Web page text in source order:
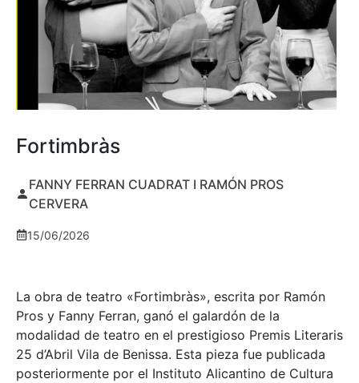
Fortimbràs
FANNY FERRAN CUADRAT I RAMÓN PROS
CERVERA
15/06/2026
La obra de teatro «Fortimbràs», escrita por Ramón
Pros y Fanny Ferran, ganó el galardón de la
modalidad de teatro en el prestigioso Premis Literaris
25 d’Abril Vila de Benissa. Esta pieza fue publicada
posteriormente por el Instituto Alicantino de Cultura